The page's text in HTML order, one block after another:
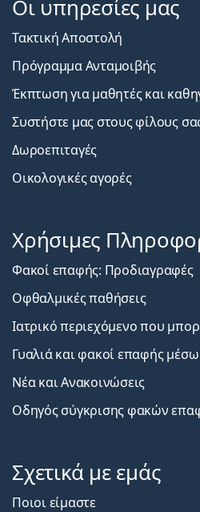
Οι υπηρεσίες μας
Τακτική Αποστολή
Πρόγραμμα Ανταμοιβής
Έκπτωση για μαθητές και
Συστήστε μας στους φίλους
Δωροεπιταγές
Οικολογικές αγορές
Χρήσιμες
Φακοί επαφής: Προδιαγραφές
Οφθαλμικές παθήσεις
Ιατρικό περιεχόμενο που
Γυαλιά και φακοί επαφής
Νέα και Ανακοινώσεις
Οδηγός σύγκρισης φακών
Σχετικά με εμάς
Ποιοι είμαστε